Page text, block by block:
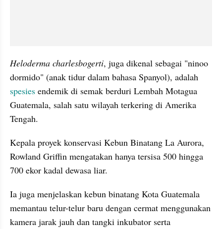
Heloderma charlesbogerti, juga dikenal sebagai "ninoo
spesies endemik di semak berduri Lembah Motagua
Guatemala, salah satu wilayah terkering di Amerika
Tengah.
Kepala proyek konservasi Kebun Binatang La Aurora,
Rowland Griffin mengatakan hanya tersisa 500 hingga
700 ekor kadal dewasa liar.
Ia juga menjelaskan kebun binatang Kota Guatemala
memantau telur-telur baru dengan cermat menggunakan
kamera jarak jauh dan tangki inkubator serta